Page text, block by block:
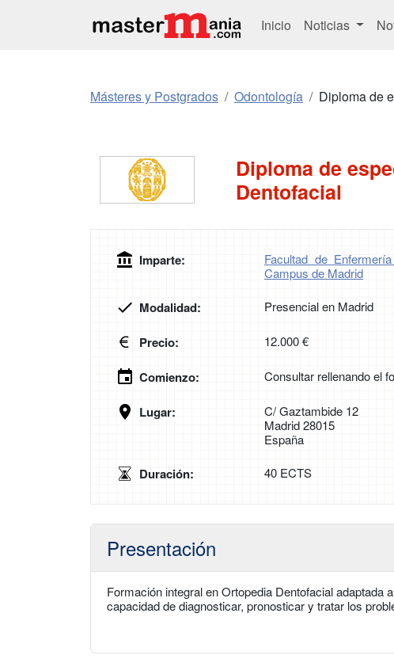
Inicio Noticias
Másteres y Postgrados Odontología Diploma de
Diploma de
Dentofacial
Imparte:
Facultad de
Campus de Madrid
Modalidad: Presencial en Madrid
Precio: 12.000 €
Comienzo: Consultar rellenando el
Lugar:
C/ Gaztambide 12
Madrid 28015
España
Duración: 40 ECTS
Presentación
Formación integral en Ortopedia Dentofacial adaptada
capacidad de diagnosticar, pronosticar y tratar los